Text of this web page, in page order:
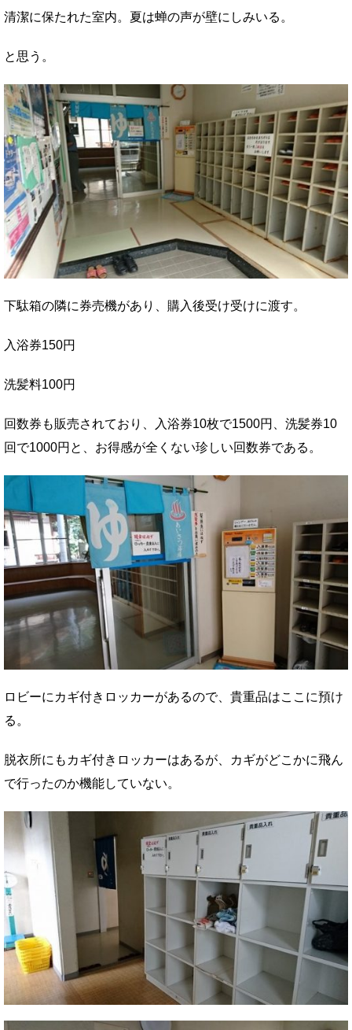
清潔に保たれた室内。夏は蝉の声が壁にしみいる。
と思う。
下駄箱の隣に券売機があり、購入後受け受けに渡す。
入浴券150円
洗髪料100円
回数券も販売されており、入浴券10枚で1500円、洗髪券10
回で1000円と、お得感が全くない珍しい回数券である。
ロビーにカギ付きロッカーがあるので、貴重品はここに預け
る。
脱衣所にもカギ付きロッカーはあるが、カギがどこかに飛ん
で行ったのか機能していない。